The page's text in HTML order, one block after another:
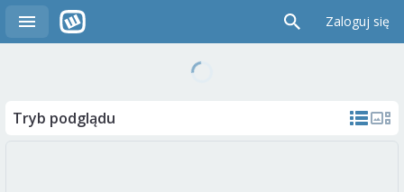
Zaloguj się
Tryb podglądu